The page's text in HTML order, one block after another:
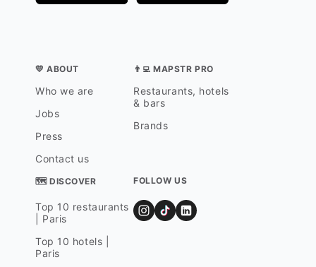
💛 ABOUT
Who we are
Jobs
Press
Contact us
👨‍💻 MAPSTR PRO
Restaurants, hotels
& bars
Brands
🗺 DISCOVER
Top 10 restaurants
| Paris
Top 10 hotels |
Paris
FOLLOW US